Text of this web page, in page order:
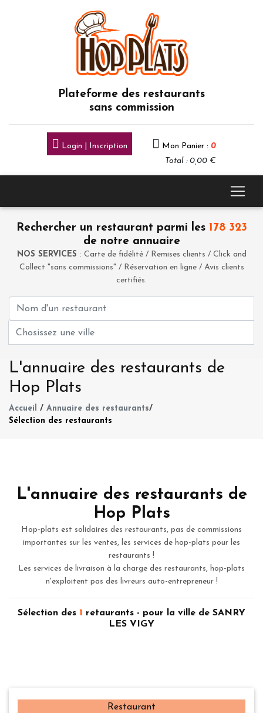
Plateforme des restaurants
sans commission
Login | Inscription Mon Panier : 0
Total : 0,00 €
Rechercher un restaurant parmi les 178 323
de notre annuaire
NOS SERVICES : Carte de fidélité / Remises clients / Click and
Collect "sans commissions" / Réservation en ligne / Avis clients
certifiés.
L'annuaire des restaurants de
Hop Plats
Accueil / Annuaire des restaurants/
Sélection des restaurants
L'annuaire des restaurants de
Hop Plats
Hop-plats est solidaires des restaurants, pas de commissions
importantes sur les ventes, les services de hop-plats pour les
restaurants !
Les services de livraison à la charge des restaurants, hop-plats
n'exploitent pas des livreurs auto-entrepreneur !
Sélection des 1 retaurants - pour la ville de SANRY
LES VIGY
Restaurant